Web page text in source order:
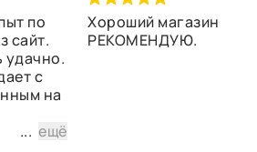
по
сайт.
удачно.
с
на
...ещё
Хороший магазин
РЕКОМЕНДУЮ.